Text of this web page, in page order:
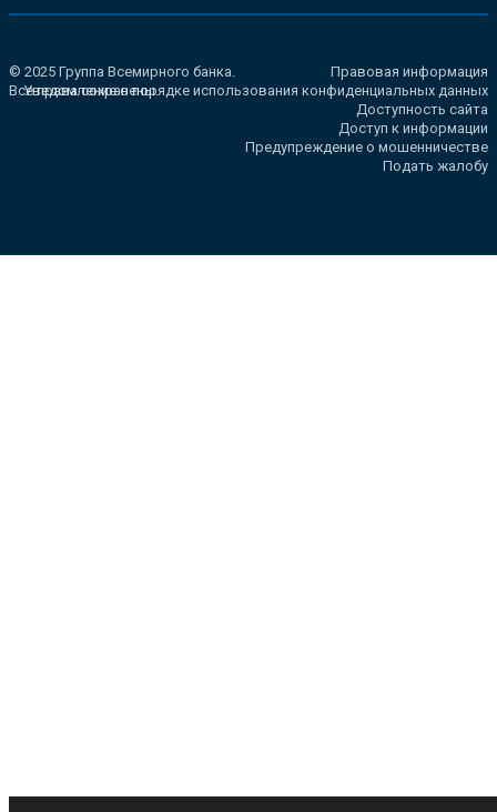
© 2025 Группа Всемирного банка.
Все права сохранены.
Правовая информация
Уведомление о порядке использования конфиденциальных данных
Доступность сайта
Доступ к информации
Предупреждение о мошенничестве
Подать жалобу